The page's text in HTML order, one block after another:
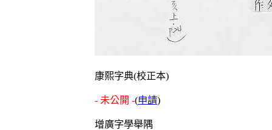
康熙字典(校正本)
- 未公開 -(申請)
增廣字學舉隅